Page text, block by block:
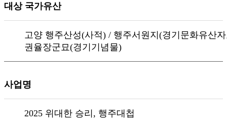
대상 국가유산
고양 행주산성(사적) / 행주서원지(경기문화유산
권율장군묘(경기기념물)
사업명
2025 위대한 승리, 행주대첩